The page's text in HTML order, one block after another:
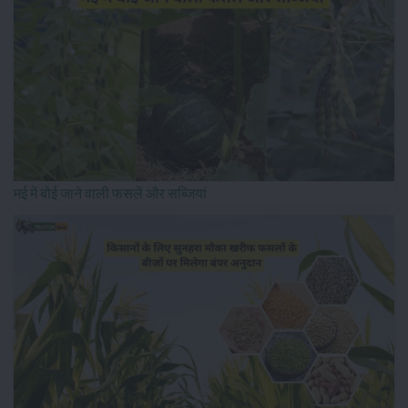
मई में बोई जाने वाली फसलें और सब्जियां